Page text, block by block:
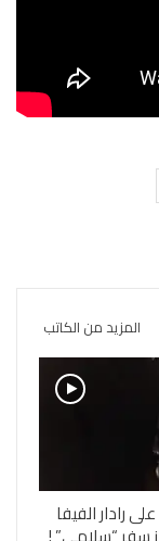
المزيد من الكاتب
رادار الفيفا